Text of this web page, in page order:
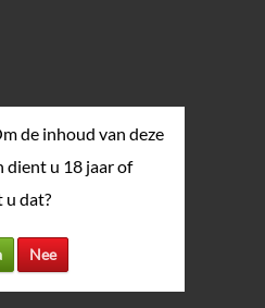
de inhoud van deze
dient u 18 jaar of
u dat?
Nee